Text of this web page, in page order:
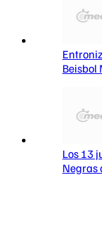
Beisbol
Los 13
Negras